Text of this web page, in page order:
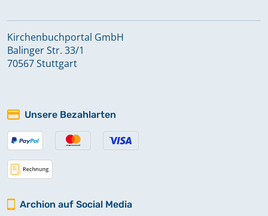
Kirchenbuchportal GmbH
Balinger Str. 33/1
70567 Stuttgart
Unsere Bezahlarten
Archion auf Social Media